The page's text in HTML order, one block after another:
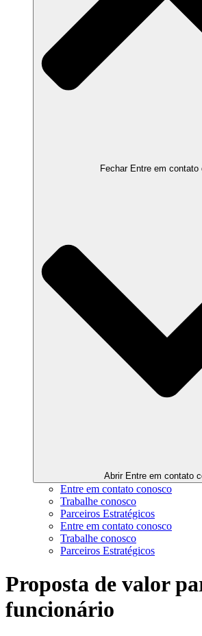
Fechar Entre em contato
Abrir Entre em contato
Entre em contato conosco
Trabalhe conosco
Parceiros Estratégicos
Entre em contato conosco
Trabalhe conosco
Parceiros Estratégicos
Proposta de valor
funcionário